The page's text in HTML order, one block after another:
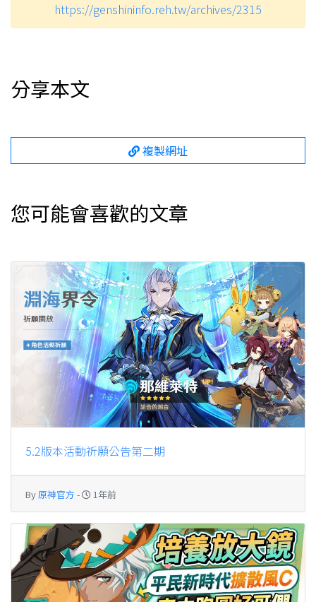
https://genshininfo.reh.tw/archives/2315
分享本文
複製網址
您可能會喜歡的文章
5.2版本活動祈願公告第二期
By原神官方 - 1年前